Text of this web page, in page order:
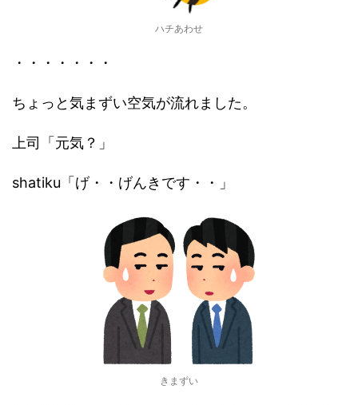
ハチあわせ
・・・・・・・
ちょっと気まずい空気が流れました。
上司「元気？」
shatiku「げ・・げんきです・・」
きまずい